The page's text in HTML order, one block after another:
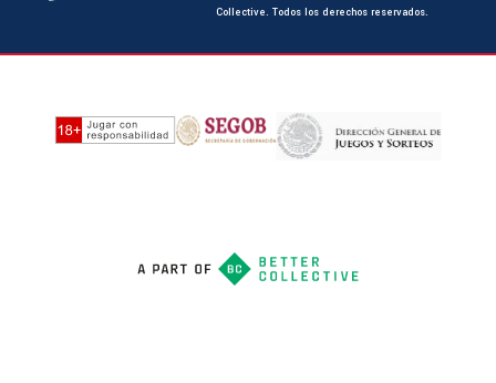
Collective. Todos los derechos reservados.